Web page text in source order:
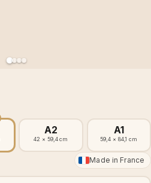
A2
42 × 59,4 cm
A1
59,4 × 84,1 cm
Made in France